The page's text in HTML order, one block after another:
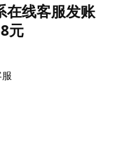
在线客服发账
元